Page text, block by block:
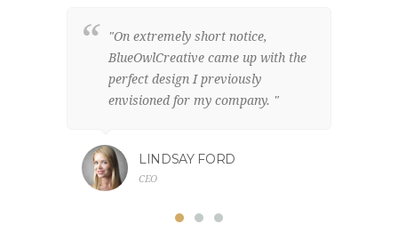
"On extremely short notice,
BlueOwlCreative came up with the
perfect design I previously
envisioned for my company. "
LINDSAY FORD
CEO